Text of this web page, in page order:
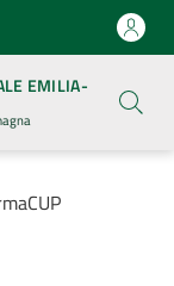
EMILIA-